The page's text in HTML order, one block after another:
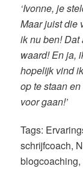
‘Ivonne, je
Maar juist die
ik nu ben! Dat
waard! En ja,
hopelijk vind
op te staan
voor gaan!’
Tags:
schrijfcoach,